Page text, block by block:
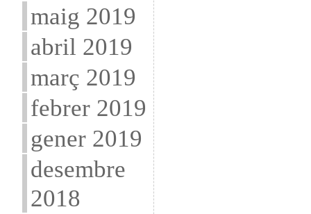
maig 2019
abril 2019
març 2019
febrer 2019
gener 2019
desembre
2018